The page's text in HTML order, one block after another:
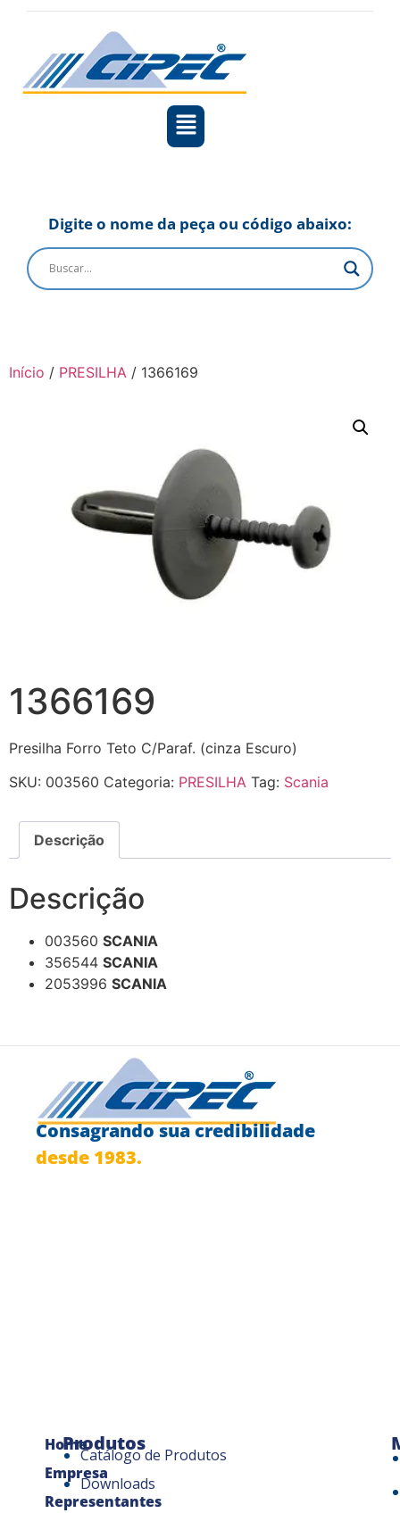
Digite o nome da peça ou código abaixo:
Início / PRESILHA / 1366169
1366169
Presilha Forro Teto C/Paraf. (cinza Escuro)
SKU: 003560 Categoria: PRESILHA Tag: Scania
Descrição
Descrição
003560 SCANIA
356544 SCANIA
2053996 SCANIA
Consagrando sua credibilidade
desde 1983.
Home
Empresa
Representantes
Produtos
Catálogo de Produtos
Downloads